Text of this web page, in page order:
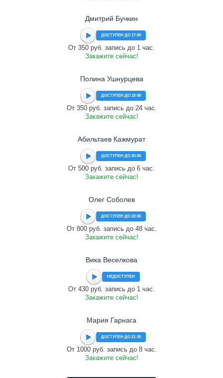
Дмитрий Бучкин
ДОСТУПЕН ДО 17:00
От 350 руб. запись до 1 час.
Закажите сейчас!
Полина Ушнурцева
ДОСТУПЕН ДО 18:00
От 350 руб. запись до 24 час.
Закажите сейчас!
Абильтаев Кажмурат
ДОСТУПЕН ДО 20:00
От 500 руб. запись до 6 час.
Закажите сейчас!
Олег Соболев
ДОСТУПЕН ДО 22:00
От 800 руб. запись до 48 час.
Закажите сейчас!
Вика Веселкова
НЕДОСТУПЕН
От 430 руб. запись до 1 час.
Закажите сейчас!
Мария Гарнага
ДОСТУПЕН ДО 21:30
От 1000 руб. запись до 8 час.
Закажите сейчас!